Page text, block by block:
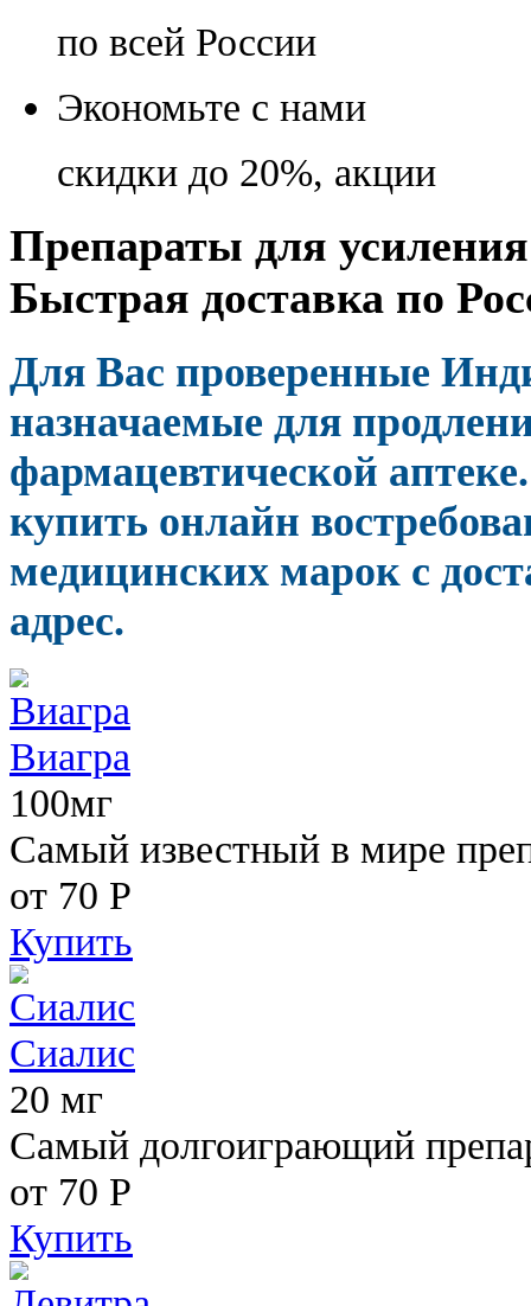
по всей России
Экономьте с нами
скидки до 20%, акции
Препараты для
Быстрая доставка по
Для Вас проверенные
назначаемые для
фармацевтической
купить онлайн
медицинских марок с
адрес.
Виагра
100мг
Самый известный в мире
от 70 Р
Купить
Сиалис
20 мг
Самый долгоиграющий
от 70 Р
Купить